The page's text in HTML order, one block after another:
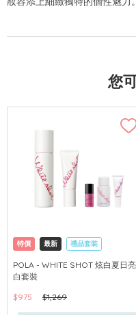
您
特價 最新 禮品套裝
網購店取 可中國內地配送
POLA - WHITE SHOT 炫白夏日亮
白套裝
$975
$1,269